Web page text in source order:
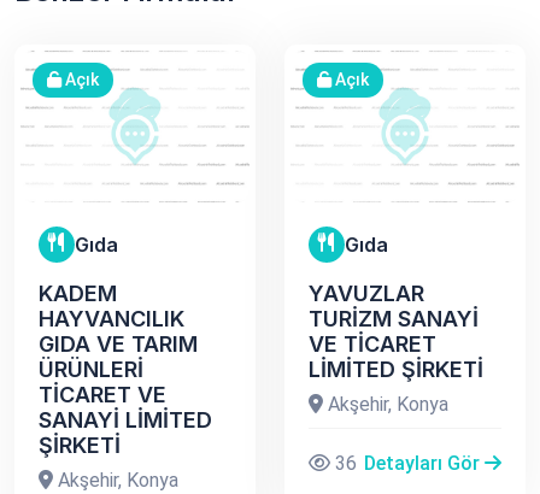
Açık
Gıda
KADEM
HAYVANCILIK
GIDA VE TARIM
ÜRÜNLERİ
TİCARET VE
SANAYİ LİMİTED
ŞİRKETİ
Akşehir, Konya
Açık
Gıda
YAVUZLAR
TURİZM SANAYİ
VE TİCARET
LİMİTED ŞİRKETİ
Akşehir, Konya
36 Detayları Gör